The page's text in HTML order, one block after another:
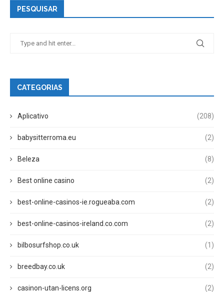
PESQUISAR
CATEGORIAS
Aplicativo (208)
babysitterroma.eu (2)
Beleza (8)
Best online casino (2)
best-online-casinos-ie.rogueaba.com (2)
best-online-casinos-ireland.co.com (2)
bilbosurfshop.co.uk (1)
breedbay.co.uk (2)
casinon-utan-licens.org (2)